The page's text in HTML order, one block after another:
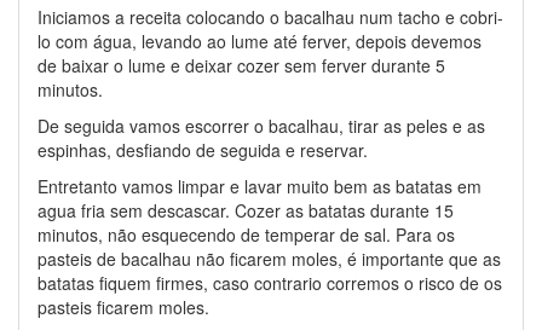
Iniciamos a receita colocando o bacalhau num tacho e cobri-
lo com água, levando ao lume até ferver, depois devemos
de baixar o lume e deixar cozer sem ferver durante 5
minutos.
De seguida vamos escorrer o bacalhau, tirar as peles e as
espinhas, desfiando de seguida e reservar.
Entretanto vamos limpar e lavar muito bem as batatas em
agua fria sem descascar. Cozer as batatas durante 15
minutos, não esquecendo de temperar de sal. Para os
pasteis de bacalhau não ficarem moles, é importante que as
batatas fiquem firmes, caso contrario corremos o risco de os
pasteis ficarem moles.